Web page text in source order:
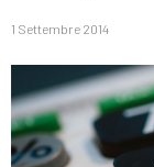
1 Settembre 2014